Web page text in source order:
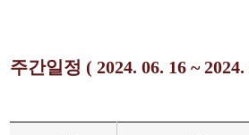
주간일정 ( 2024. 06. 16 ~ 2024.